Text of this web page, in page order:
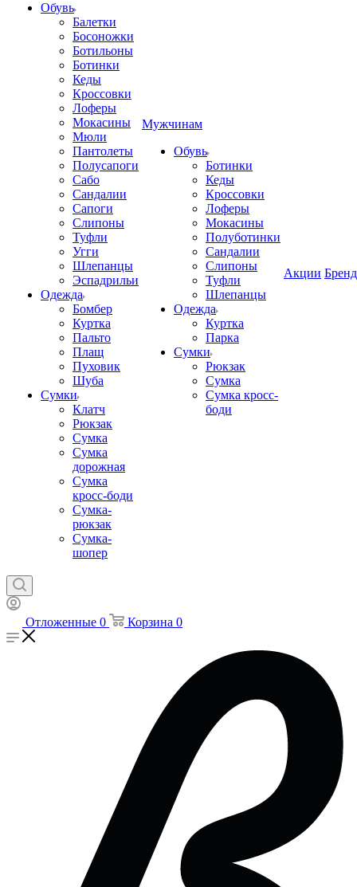
Обувь
Балетки
Босоножки
Ботильоны
Ботинки
Кеды
Кроссовки
Лоферы
Мокасины
Мюли
Пантолеты
Полусапоги
Сабо
Сандалии
Сапоги
Слипоны
Туфли
Угги
Шлепанцы
Эспадрильи
Одежда
Бомбер
Куртка
Пальто
Плащ
Пуховик
Шуба
Сумки
Клатч
Рюкзак
Сумка
Сумка
дорожная
Сумка
кросс-боди
Сумка-
рюкзак
Сумка-
шопер
Мужчинам
Обувь
Ботинки
Кеды
Кроссовки
Лоферы
Мокасины
Полуботинки
Сандалии
Слипоны
Туфли
Шлепанцы
Одежда
Куртка
Парка
Сумки
Рюкзак
Сумка
Сумка кросс-
боди
Акции
Отложенные 0 Корзина 0